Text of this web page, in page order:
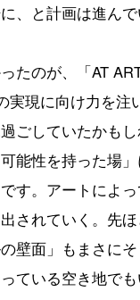
、と計画は進んで
たのが、「AT
実現に向け力を注
ごしていたかも
能性を持った場
す。アートによ
されていく。先
壁面」もまさに
ている空き地で